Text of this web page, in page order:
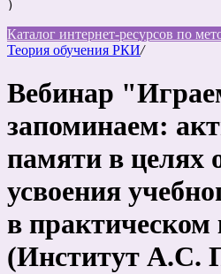
Каталог интернет-ресурсов по
Теория обучения РКИ/
Вебинар
запоминаем:
памяти в целях
усвоения
в
(Институт А.С.